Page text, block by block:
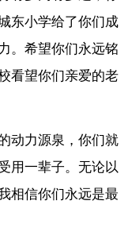
东小学给了你们成
。希望你们永远铭
看望你们亲爱的老
动力源泉，你们就
用一辈子。无论以
相信你们永远是最